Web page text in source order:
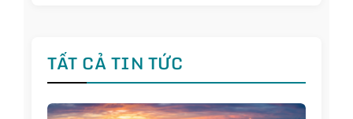
TẤT CẢ TIN TỨC